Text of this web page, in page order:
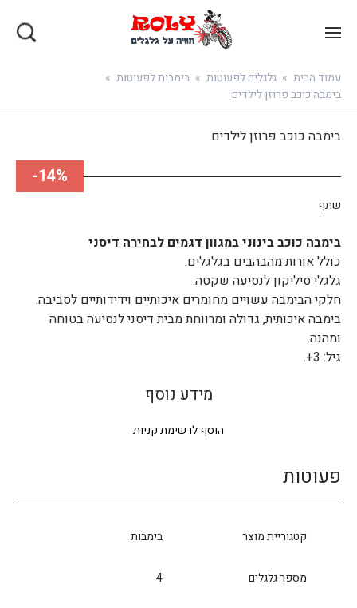
בואו להירשם
עמוד הבית » גלגלים לפעוטות » בימבות לפעוטות »
בימבה כוכב פרוזן לילדים
בימבה כוכב פרוזן לילדים
14%-
שתף
בימבה כוכב בינוני במגוון דגמים לבחירה דיסני
כולל אורות מהבהבים בגלגלים.
גלגלי סיליקון לנסיעה שקטה.
חלקי הבימבה עשויים מחומרים איכותיים וידידותיים לסביבה.
בימבה איכותית, גדולה ומרווחת מבית דיסני לנסיעה בטוחה
ומהנה.
גיל: 3+.
מידע נוסף
הוסף לרשימת קניות
פעוטות
קטגוריית מוצר בימבות
מספר גלגלים 4